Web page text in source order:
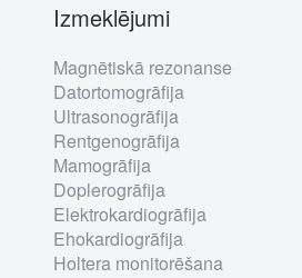
Izmeklējumi
Magnētiskā rezonanse
Datortomogrāfija
Ultrasonogrāfija
Rentgenogrāfija
Mamogrāfija
Doplerogrāfija
Elektrokardiogrāfija
Ehokardiogrāfija
Holtera monitorēšana